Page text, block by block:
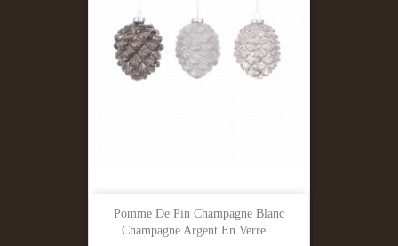
Pomme De Pin Champagne Blanc
Champagne Argent En Verre...